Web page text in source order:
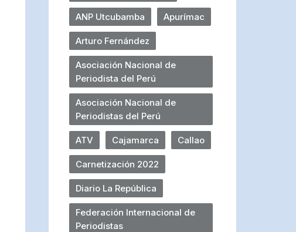
ANP Utcubamba Apurímac
Arturo Fernández
Asociación Nacional de
Periodista del Perú
Asociación Nacional de
Periodistas del Perú
ATV Cajamarca Callao
Carnetización 2022
Diario La República
Federación Internacional de
Periodistas